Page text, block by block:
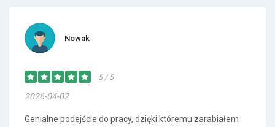
Nowak
5 / 5
2026-04-02
Genialne podejście do pracy, dzięki któremu zarabiałem